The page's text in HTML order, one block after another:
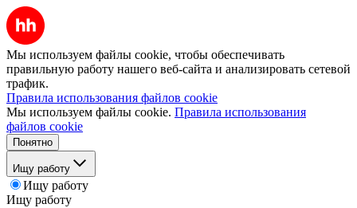
Мы используем файлы cookie, чтобы обеспечивать
правильную работу нашего веб-сайта и анализировать сетевой
трафик.
Правила использования файлов cookie
Мы используем файлы cookie. Правила использования
файлов cookie
Понятно
Ищу работу
Ищу работу
Ищу работу